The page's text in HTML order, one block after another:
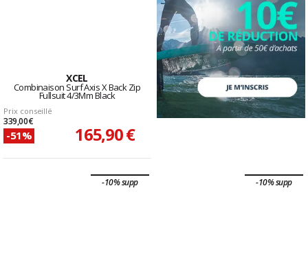
XCEL
Combinaison Surf Axis X Back Zip
Fullsuit 4/3Mm Black
Prix conseillé
339,00 €
-51% 165,90 €
-10% supp -10% supp